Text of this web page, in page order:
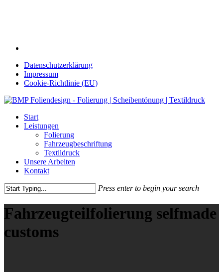
Datenschutzerklärung
Impressum
Cookie-Richtlinie (EU)
Menu
Start
Leistungen
Folierung
Fahrzeugbeschriftung
Textildruck
Unsere Arbeiten
Kontakt
Press enter to begin your search
Search
Fahrzeugteilfolierung selfmade
customs